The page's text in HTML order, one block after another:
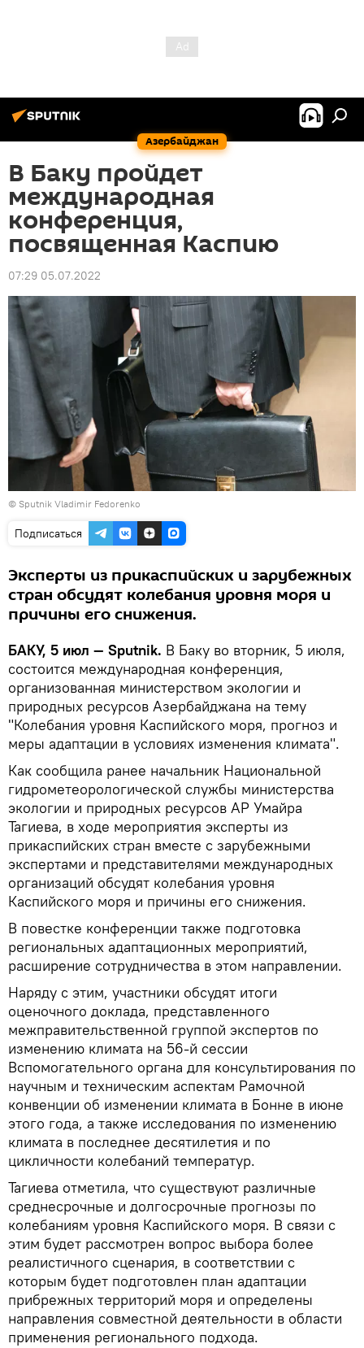
Азербайджан
В Баку пройдет
международная
конференция,
посвященная Каспию
07:29 05.07.2022
© Sputnik Vladimir Fedorenko
Подписаться
Эксперты из прикаспийских и зарубежных
стран обсудят колебания уровня моря и
причины его снижения.
БАКУ, 5 июл — Sputnik. В Баку во вторник, 5 июля,
состоится международная конференция,
организованная министерством экологии и
природных ресурсов Азербайджана на тему
"Колебания уровня Каспийского моря, прогноз и
меры адаптации в условиях изменения климата".
Как сообщила ранее начальник Национальной
гидрометеорологической службы министерства
экологии и природных ресурсов АР Умайра
Тагиева, в ходе мероприятия эксперты из
прикаспийских стран вместе с зарубежными
экспертами и представителями международных
организаций обсудят колебания уровня
Каспийского моря и причины его снижения.
В повестке конференции также подготовка
региональных адаптационных мероприятий,
расширение сотрудничества в этом направлении.
Наряду с этим, участники обсудят итоги
оценочного доклада, представленного
межправительственной группой экспертов по
изменению климата на 56-й сессии
Вспомогательного органа для консультирования по
научным и техническим аспектам Рамочной
конвенции об изменении климата в Бонне в июне
этого года, а также исследования по изменению
климата в последнее десятилетия и по
цикличности колебаний температур.
Тагиева отметила, что существуют различные
среднесрочные и долгосрочные прогнозы по
колебаниям уровня Каспийского моря. В связи с
этим будет рассмотрен вопрос выбора более
реалистичного сценария, в соответствии с
которым будет подготовлен план адаптации
прибрежных территорий моря и определены
направления совместной деятельности в области
применения регионального подхода.